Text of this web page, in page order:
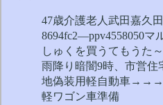
47歳介護老人武田嘉久
8694fc2―ppv4558050
しゅくを買うてもうた
雨降り暗闇9時、市営住
地偽装用軽自動車→→→
軽ワゴン車準備